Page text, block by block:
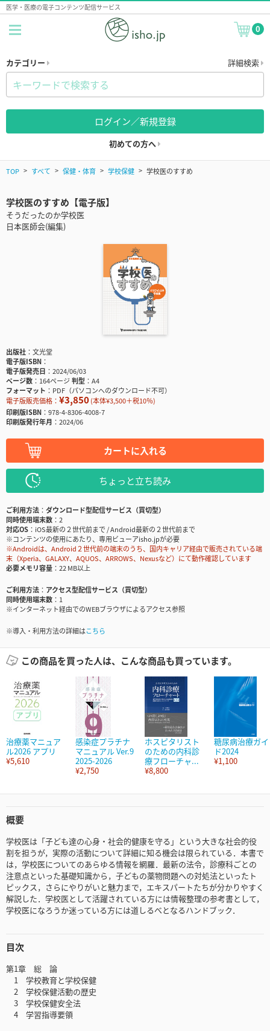
医学・医療の電子コンテンツ配信サービス
0
カテゴリー 詳細検索
ログイン／新規登録
初めての方へ
TOP すべて 保健・体育 学校保健 学校医のすすめ
学校医のすすめ【電子版】
そうだったのか学校医
日本医師会(編集)
出版社
文光堂
電子版ISBN
電子版発売日
2024/06/03
ページ数
164ページ判型
A4
フォーマット
PDF（パソコンへのダウンロード不可）
電子版販売価格： ¥3,850(本体¥3,500＋税10％)
印刷版ISBN
978-4-8306-4008-7
印刷版発行年月
2024/06
カートに入れる
ちょっと立ち読み
ご利用方法
ダウンロード型配信サービス（買切型）
同時使用端末数
2
対応OS
iOS最新の２世代前まで / Android最新の２世代前まで
※コンテンツの使用にあたり、専用ビューアisho.jpが必要
※Androidは、Android２世代前の端末のうち、国内キャリア経由で販売されている端
末（Xperia、GALAXY、AQUOS、ARROWS、Nexusなど）にて動作確認しています
必要メモリ容量
22 MB以上
ご利用方法
アクセス型配信サービス（買切型）
同時使用端末数
1
※インターネット経由でのWEBブラウザによるアクセス参照
※導入・利用方法の詳細はこちら
この商品を買った人は、こんな商品も買っています。
治療薬マニュア
ル2026 アプリ
¥5,610
感染症プラチナ
マニュアル Ver.9
2025-2026
¥2,750
ホスピタリスト
のための内科診
療フローチャ...
¥8,800
糖尿病治療ガイ
ド2024
¥1,100
概要
学校医は「子ども達の心身・社会的健康を守る」という大きな社会的役
割を担うが，実際の活動について詳細に知る機会は限られている．本書で
は，学校医についてのあらゆる情報を網羅．最新の法令，診療科ごとの
注意点といった基礎知識から，子どもの薬物問題への対処法といったト
ピックス，さらにやりがいと魅力まで，エキスパートたちが分かりやすく
解説した．学校医として活躍されている方には情報整理の参考書として，
学校医になろうか迷っている方には道しるべとなるハンドブック．
目次
第1章 総 論
1 学校教育と学校保健
2 学校保健活動の歴史
3 学校保健安全法
4 学習指導要領